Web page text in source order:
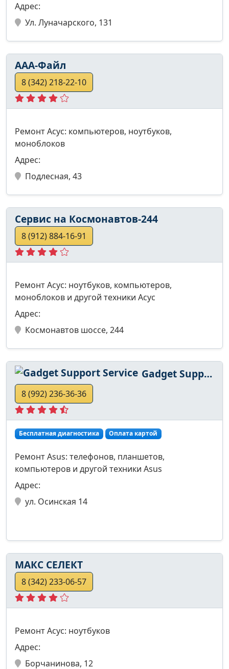
Адрес:
Ул. Луначарского, 131
ААА-Файл
8 (342) 218-22-10
Ремонт Асус: компьютеров, ноутбуков,
моноблоков
Адрес:
Подлесная, 43
Сервис на Космонавтов-244
8 (912) 884-16-91
Ремонт Асус: ноутбуков, компьютеров,
моноблоков и другой техники Асус
Адрес:
Космонавтов шоссе, 244
Gadget Support Service
8 (992) 236-36-36
Бесплатная диагностика Оплата картой
Ремонт Asus: телефонов, планшетов,
компьютеров и другой техники Asus
Адрес:
ул. Осинская 14
МАКС СЕЛЕКТ
8 (342) 233-06-57
Ремонт Асус: ноутбуков
Адрес:
Борчанинова, 12